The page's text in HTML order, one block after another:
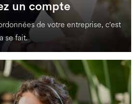
un compte
de votre entreprise, c'est
se fait.